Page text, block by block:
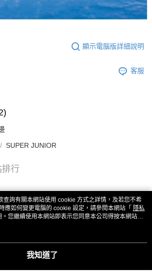
顯示電腦版詳細說明
客服
SUPER JUNIOR
排行
查詢有關本網站使用 cookie 方式之詳情，及若您不希
應如何變更電腦的 cookie 設定，請參閱本網站「 隱私
。您繼續使用本網站即表示您同意本公司得按本網站使
cookie。
我知道了